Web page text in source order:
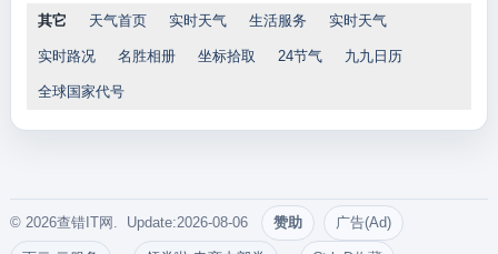
其它
天气首页 实时天气 生活服务 实时天气
实时路况 名胜相册 坐标拾取 24节气 九九日历
全球国家代号
© 2026查错IT网. Update:2026-08-06 赞助 广告(Ad)